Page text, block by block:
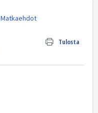
Matkaehdot
Tulosta